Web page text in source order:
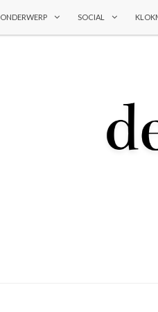
ONDERWERP SOCIAL